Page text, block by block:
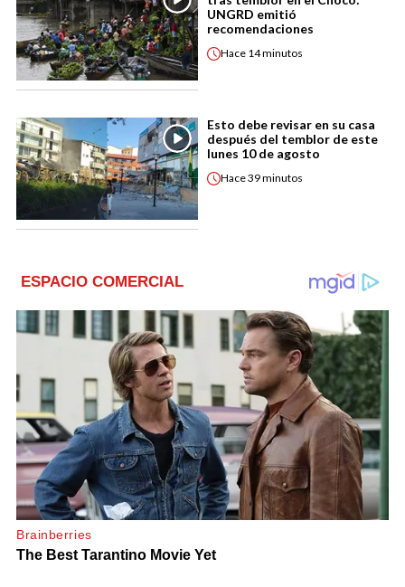
UNGRD emitió
recomendaciones
Hace 14 minutos
Esto debe revisar en su casa
después del temblor de este
lunes 10 de agosto
Hace39 minutos